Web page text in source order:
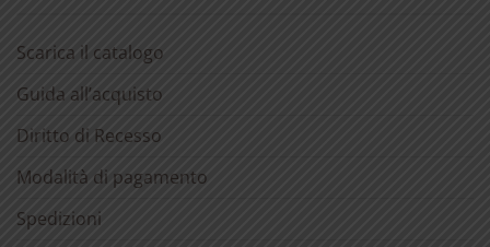
Scarica il catalogo
Guida all’acquisto
Diritto di Recesso
Modalità di pagamento
Spedizioni